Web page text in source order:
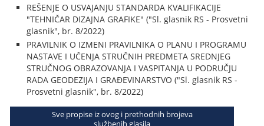
REŠENJE O USVAJANJU STANDARDA KVALIFIKACIJE
"TEHNIČAR DIZAJNA GRAFIKE" ("Sl. glasnik RS - Prosvetni
glasnik", br. 8/2022)
PRAVILNIK O IZMENI PRAVILNIKA O PLANU I PROGRAMU
NASTAVE I UČENJA STRUČNIH PREDMETA SREDNJEG
STRUČNOG OBRAZOVANJA I VASPITANJA U PODRUČJU
RADA GEODEZIJA I GRAĐEVINARSTVO ("Sl. glasnik RS -
Prosvetni glasnik", br. 8/2022)
Sve propise iz ovog i prethodnih brojeva
službenih glasila